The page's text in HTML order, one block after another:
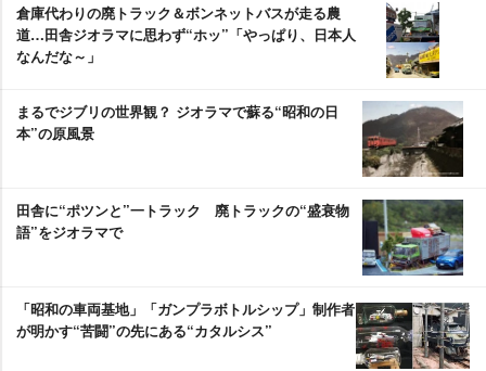
倉庫代わりの廃トラック＆ボンネットバスが走る農
道…田舎ジオラマに思わず“ホッ”「やっぱり、日本人
なんだな～」
まるでジブリの世界観？ ジオラマで蘇る“昭和の日
本”の原風景
田舎に“ポツンと”一トラック 廃トラックの“盛衰物
語”をジオラマで
「昭和の車両基地」「ガンプラボトルシップ」制作者
が明かす“苦闘”の先にある“カタルシス”